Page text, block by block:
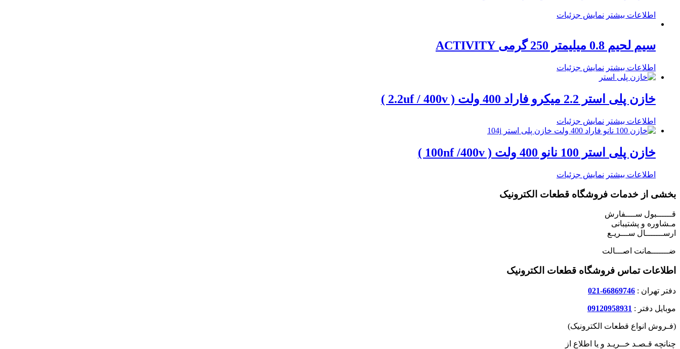
اطلاعات بیشتر نمایش جزئیات
سیم لحیم 0.8 میلیمتر 250 گرمی ACTIVITY
اطلاعات بیشتر نمایش جزئیات
خازن پلی استر 2.2 میکرو فاراد 400 ولت ( 2.2uf / 400v )
اطلاعات بیشتر نمایش جزئیات
خازن پلی استر 100 نانو 400 ولت ( 100nf /400v )
اطلاعات بیشتر نمایش جزئیات
بخشی از خدمات فروشگاه قطعات الکترونیک
قــــــبول ســــفارش
مـشاوره و پشتیبانی
ارســـــــال ســـریـع
ضـــــــمانت اصـــالت
اطلاعات تماس فروشگاه قطعات الکترونیک
دفتر تهران : 66869746-021
موبایل دفتر : 09120958931
(فـروش انواع قطعات الکترونیک)
چنانچه قـصـد خــریـد و یا اطلاع از